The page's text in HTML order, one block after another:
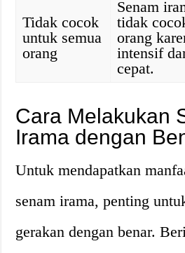
Tidak cocok
untuk semua
orang
Senam
tidak
orang
intensif
cepat.
Cara Melakukan
Irama dengan
Untuk mendapatkan
senam irama, penting
gerakan dengan benar.